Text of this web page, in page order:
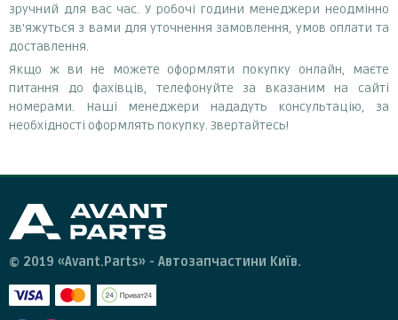
зручний для вас час. У робочі години менеджери неодмінно
зв'яжуться з вами для уточнення замовлення, умов оплати та
доставлення.
Якщо ж ви не можете оформляти покупку онлайн, маєте
питання до фахівців, телефонуйте за вказаним на сайті
номерами. Наші менеджери нададуть консультацію, за
необхідності оформлять покупку. Звертайтесь!
© 2019 «Avant.Parts» - Автозапчастини Київ.